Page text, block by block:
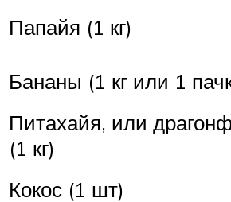
Папайя (1 кг)
Бананы (1 кг или 1
Питахайя, или
(1 кг)
Кокос (1 шт)